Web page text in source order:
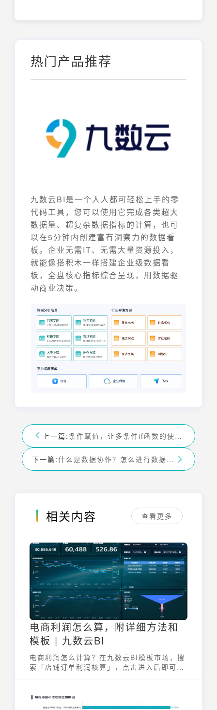
热门产品推荐
九数云BI是一个人人都可轻松上手的零
代码工具，您可以使用它完成各类超大
数据量、超复杂数据指标的计算，也可
以在5分钟内创建富有洞察力的数据看
板。企业无需IT、无需大量资源投入，
就能像搭积木一样搭建企业级数据看
板，全盘核心指标综合呈现，用数据驱
动商业决策。
上一篇: 条件赋值，让多条件if函数的使用变得如此简单-九数云BI
下一篇: 什么是数据协作？怎么进行数据协作？一文详解-九数云BI
相关内容 查看更多
电商利润怎么算，附详细方法和
模板 | 九数云BI
电商利润怎么计算？在九数云BI模板市场，搜
索「店铺订单利润核算」，点击进入后即可一